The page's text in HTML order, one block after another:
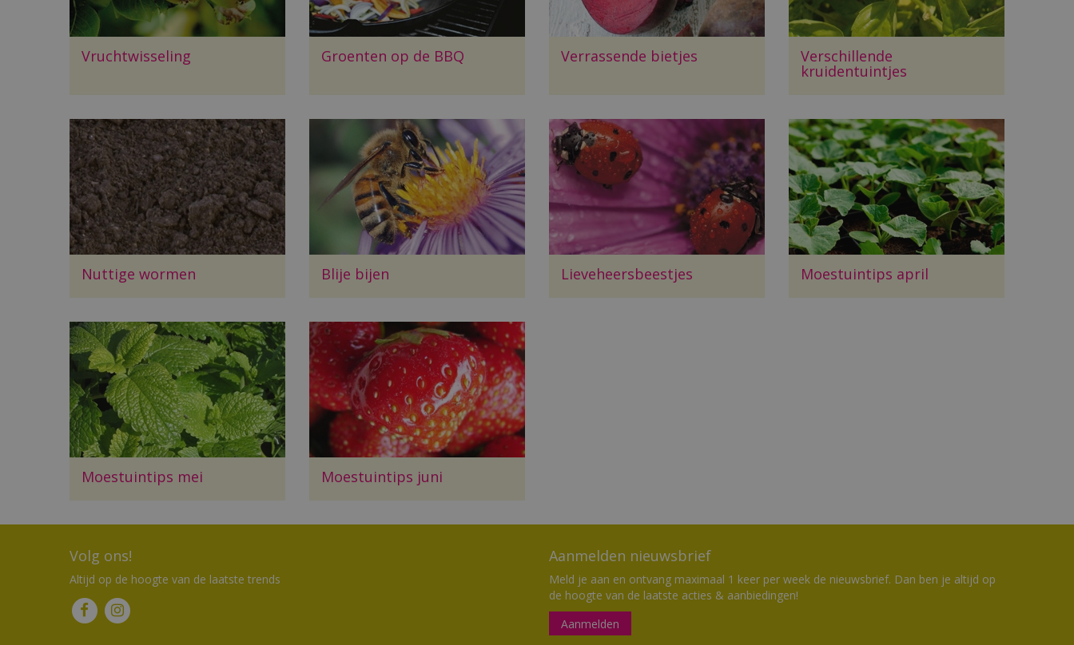
Vruchtwisseling Groenten op de BBQ Verrassende bietjes Verschillende
kruidentuintjes
Nuttige wormen Blije bijen Lieveheersbeestjes Moestuintips april
Moestuintips mei Moestuintips juni
Volg ons!
Altijd op de hoogte van de laatste trends
Aanmelden nieuwsbrief
Meld je aan en ontvang maximaal 1 keer per week de nieuwsbrief. Dan ben je altijd op
de hoogte van de laatste acties & aanbiedingen!
Aanmelden